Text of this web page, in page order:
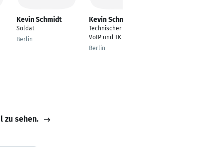
Kevin Schmidt
Soldat
Berlin
Kevin Schmidt
Technischer Planer
VoIP und TK Systeme
Berlin
zu sehen.